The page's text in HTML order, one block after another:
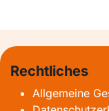
Rechtliches
Allgemeine